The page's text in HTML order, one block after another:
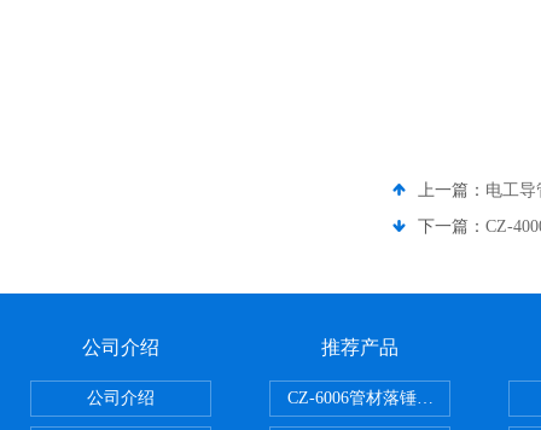
上一篇： 电工导
下一篇： CZ-
公司介绍
公司介绍
推荐产品
CZ-6006管材落锤冲击试验机